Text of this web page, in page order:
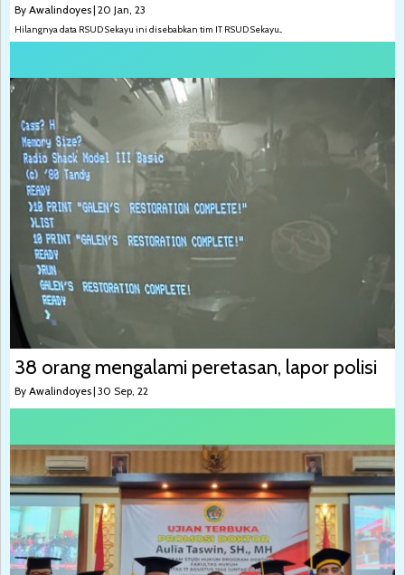
By Awalindoyes| 20 Jan, 23
Hilangnya data RSUD Sekayu ini disebabkan tim IT RSUD Sekayu...
38 orang mengalami peretasan, lapor polisi
By Awalindoyes| 30 Sep, 22